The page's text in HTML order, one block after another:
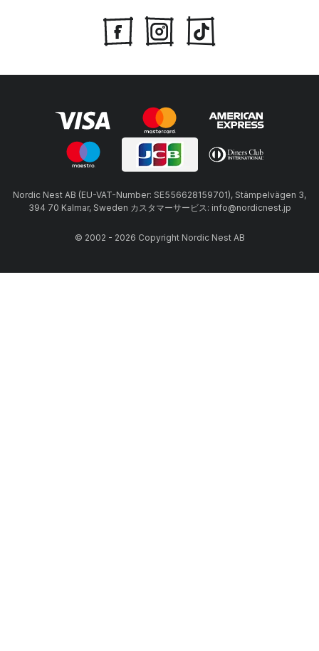
Nordic Nest AB (EU-VAT-Number: SE556628159701), Stämpelvägen 3,
394 70 Kalmar, Sweden カスタマーサービス: info@nordicnest.jp
© 2002 - 2026 Copyright Nordic Nest AB